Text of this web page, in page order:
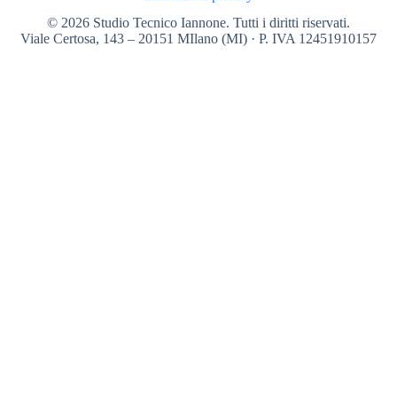
© 2026 Studio Tecnico Iannone. Tutti i diritti riservati.
Viale Certosa, 143 – 20151 MIlano (MI) · P. IVA 12451910157